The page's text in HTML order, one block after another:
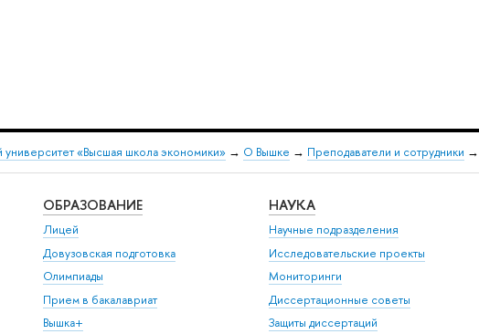
университет «Высшая школа экономики» → О Вышке → Преподаватели и сотрудники →
ОБРАЗОВАНИЕ
Лицей
Довузовская подготовка
Олимпиады
Прием в бакалавриат
Вышка+
НАУКА
Научные подразделения
Исследовательские проекты
Мониторинги
Диссертационные советы
Защиты диссертаций